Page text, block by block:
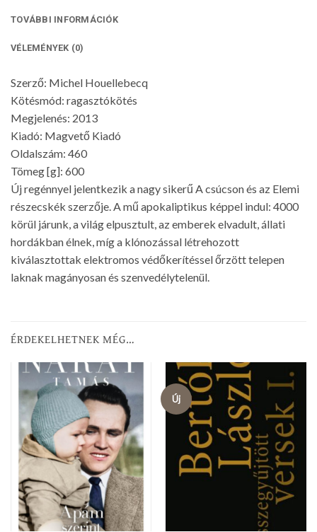
TOVÁBBI INFORMÁCIÓK
VÉLEMÉNYEK (0)
Szerző: Michel Houellebecq
Kötésmód: ragasztókötés
Megjelenés: 2013
Kiadó: Magvető Kiadó
Oldalszám: 460
Tömeg [g]: 600
Új regénnyel jelentkezik a nagy sikerű A csúcson és az Elemi
részecskék szerzője. A mű apokaliptikus képpel indul: 4000
körül járunk, a világ elpusztult, az emberek elvadult, állati
hordákban élnek, míg a klónozással létrehozott
kiválasztottak elektromos védőkerítéssel őrzött telepen
laknak magányosan és szenvedélytelenül.
ÉRDEKELHETNEK MÉG…
Új